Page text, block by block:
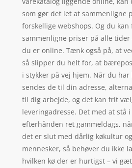
som gør det let at sammenligne
forskellige webshops. Og du kan
sammenligne priser på alle
du er online. Tænk også på, at
så slipper du helt for, at
i stykker på vej hjem. Når du
sendes de til din adresse,
til dig arbejde, og det kan frit
leveringadresse. Det med at stå
efterhånden ret gammeldags,
det er slut med dårlig køkultur
mennesker, så behøver du ikke
hvilken kø der er hurtigst – vi